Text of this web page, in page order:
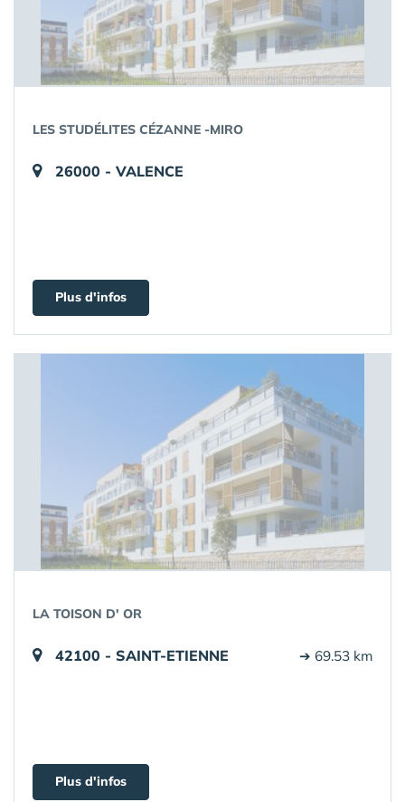
LES STUDÉLITES CÉZANNE -MIRO
26000 - VALENCE
Plus d'infos
LA TOISON D' OR
42100 - SAINT-ETIENNE ➔ 69.53 km
Plus d'infos